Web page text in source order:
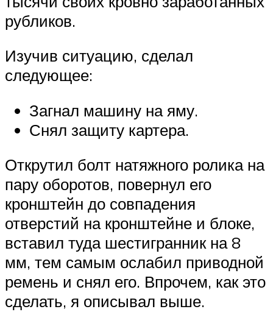
рубликов.
Изучив ситуацию, сделал
следующее:
Загнал машину на яму.
Снял защиту картера.
Открутил болт натяжного ролика на
пару оборотов, повернул его
кронштейн до совпадения
отверстий на кронштейне и блоке,
вставил туда шестигранник на 8
мм, тем самым ослабил приводной
ремень и снял его. Впрочем, как это
сделать, я описывал выше.